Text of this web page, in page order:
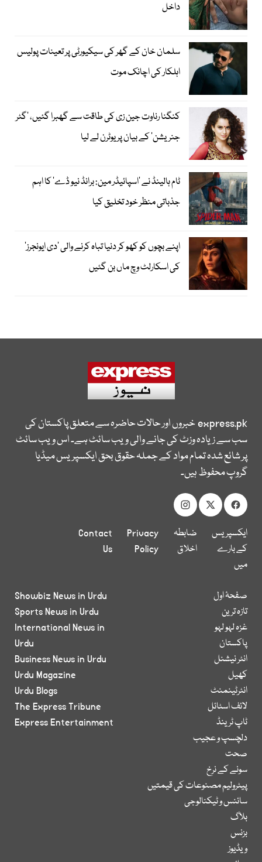
داخل
سلمان خان کے گھر کی سیکیورٹی پر تعینات پولیس
اہلکار کی اچانک موت
کنگنا رناوت جین زی کی طاقت سے گھبرا گئیں، ’گٹر
جنریشن‘ کے بیان پر یوٹرن لے لیا
ٹام ہالینڈ نے ’اسپائیڈر مین: برانڈ نیو ڈے‘ کا اہم
جذباتی منظر خود تخلیق کیا
اپنے بچوں کو کھو کر دنیا تباہ کرنے والی ’دی ایونجرز‘
کی اسکارلٹ وچ ماں بن گئیں
express.pkخبروں اور حالات حاضرہ سے متعلق پاکستان کی
سب سے زیادہ وزٹ کی جانے والی ویب سائٹ ہے۔ اس ویب سائٹ
پر شائع شدہ تمام مواد کے جملہ حقوق بحق ایکسپریس میڈیا
گروپ محفوظ ہیں۔
ایکسپریس
کے بارے
میں
ضابطہ
اخلاق
Privacy
Policy
Contact
Us
صفحۂ اول
تازہ ترین
غزہ لہو لہو
پاکستان
انٹر نیشنل
کھیل
انٹرٹینمنٹ
لائف اسٹائل
ٹاپ ٹرینڈ
دلچسپ و عجیب
صحت
سونے کے نرخ
پیٹرولیم مصنوعات کی قیمتیں
سائنس و ٹیکنالوجی
بلاگ
بزنس
ویڈیوز
Showbiz News in Urdu
Sports News in Urdu
International News in
Urdu
Business News in Urdu
Urdu Magazine
Urdu Blogs
The Express Tribune
Express Entertainment